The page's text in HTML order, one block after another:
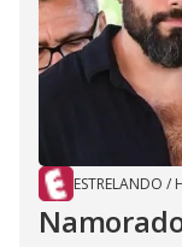
ESTRELANDO /